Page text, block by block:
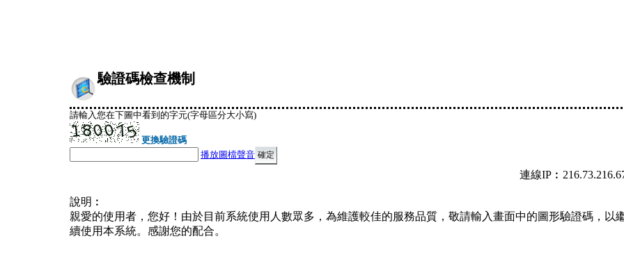
驗證碼檢查機制
請輸入您在下圖中看到的字元(字母區分大小寫)
更換驗證碼
播放圖檔聲音
連線
說明︰
親愛的使用者，您好！由於目前系統使用人數眾多，為維護較佳的服務品質，敬請輸入畫面中的圖形驗證碼，以
續使用本系統。感謝您的配合。